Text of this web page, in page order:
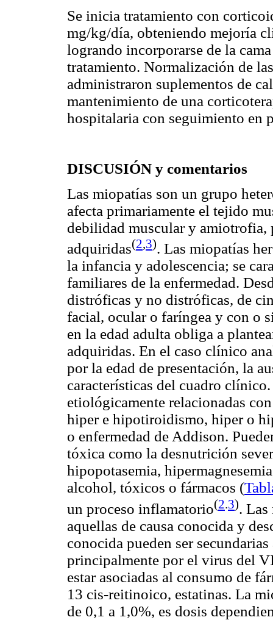
Se inicia tratamiento con
mg/kg/día, obteniendo mejoría
logrando incorporarse de la
tratamiento. Normalización de
administraron suplementos de
mantenimiento de una
hospitalaria con seguimiento en
DISCUSIÓN y comentarios
Las miopatías son un grupo
afecta primariamente el tejido
debilidad muscular y amiotrofia,
adquiridas(2,3). Las miopatías
la infancia y adolescencia; se
familiares de la enfermedad.
distróficas y no distróficas, de
facial, ocular o faríngea y con o
en la edad adulta obliga a
adquiridas. En el caso clínico
por la edad de presentación, la
características del cuadro
etiológicamente relacionadas
hipere hipotiroidismo, hipero
o enfermedad de Addison.
tóxica como la desnutrición
hipopotasemia, hipermagnesemia
alcohol, tóxicos o fármacos (
un proceso inflamatorio(2.3). Las
aquellas de causa conocida y
conocida pueden ser
principalmente por el virus del
estar asociadas al consumo de
13 cis-reitinoico, estatinas. La
de 0,1 a 1,0%, es dosis